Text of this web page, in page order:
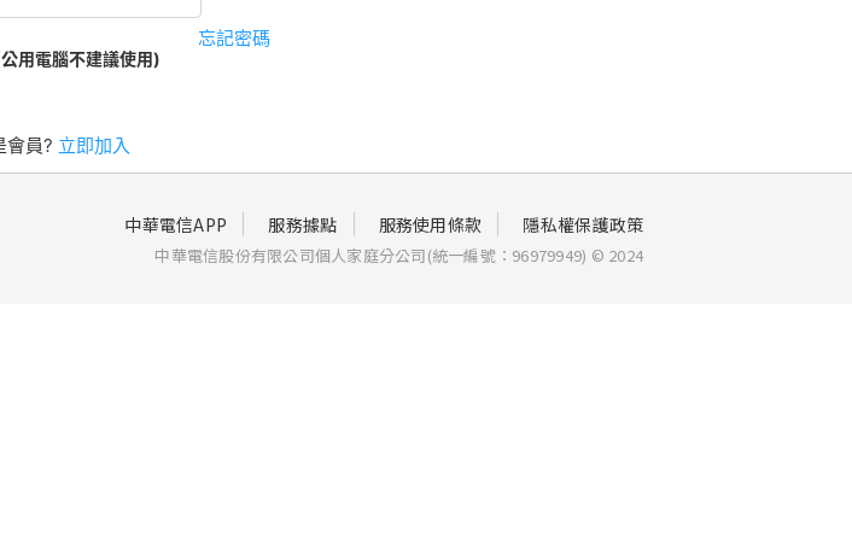
忘記密碼
用電腦不建議使用)
會員? 立即加入
中華電信APP 服務據點 服務使用條款 隱私權保護政策
中華電信股份有限公司個人家庭分公司(統一編號：96979949) © 2024